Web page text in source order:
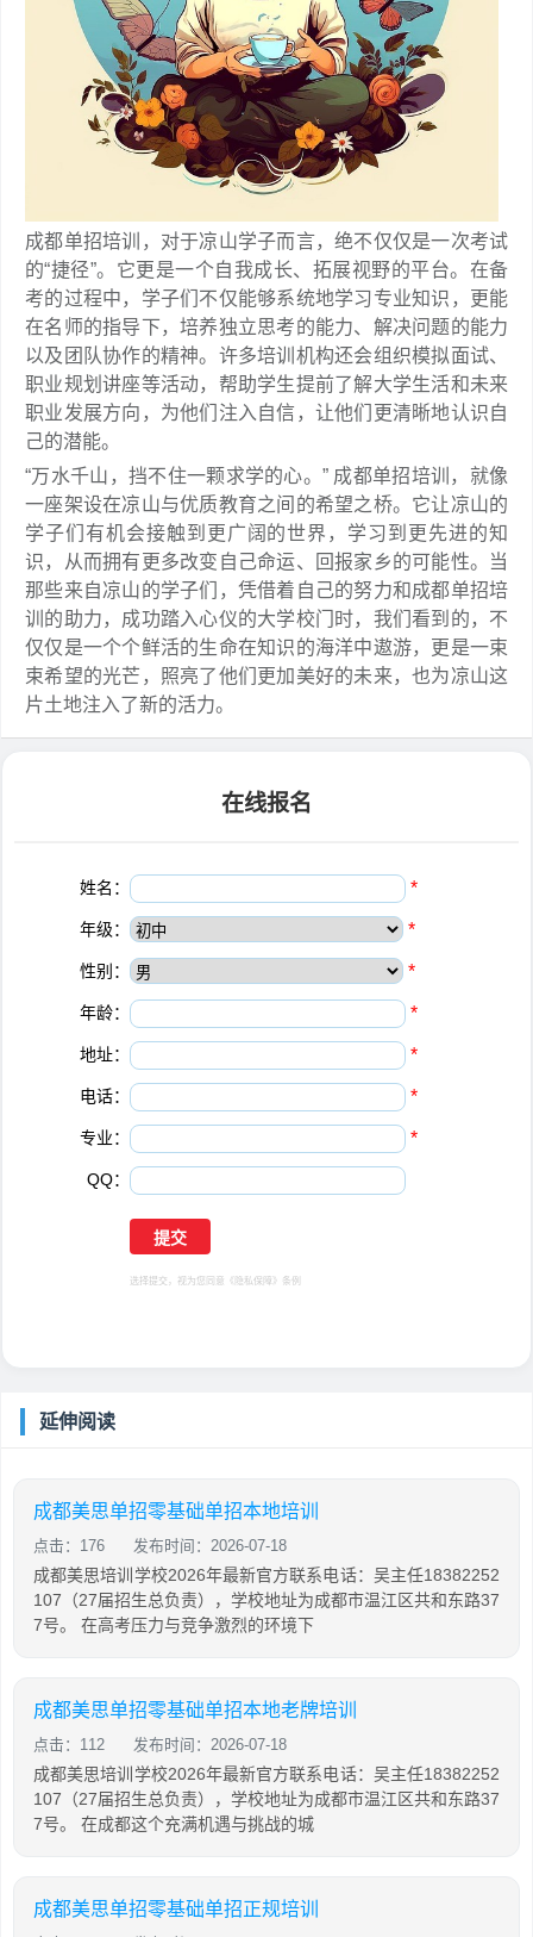
成都单招培训，对于凉山学子而言，绝不仅仅是一次考试
的“捷径”。它更是一个自我成长、拓展视野的平台。在备
考的过程中，学子们不仅能够系统地学习专业知识，更能
在名师的指导下，培养独立思考的能力、解决问题的能力
以及团队协作的精神。许多培训机构还会组织模拟面试、
职业规划讲座等活动，帮助学生提前了解大学生活和未来
职业发展方向，为他们注入自信，让他们更清晰地认识自
己的潜能。
“万水千山，挡不住一颗求学的心。” 成都单招培训，就像
一座架设在凉山与优质教育之间的希望之桥。它让凉山的
学子们有机会接触到更广阔的世界，学习到更先进的知
识，从而拥有更多改变自己命运、回报家乡的可能性。当
那些来自凉山的学子们，凭借着自己的努力和成都单招培
训的助力，成功踏入心仪的大学校门时，我们看到的，不
仅仅是一个个鲜活的生命在知识的海洋中遨游，更是一束
束希望的光芒，照亮了他们更加美好的未来，也为凉山这
片土地注入了新的活力。
在线报名
姓名： *
年级： *
性别： *
年龄： *
地址： *
电话： *
专业： *
QQ：
选择提交，视为您同意 《隐私保障》 条例
延伸阅读
成都美思单招零基础单招本地培训
点击：176 发布时间：2026-07-18
成都美思培训学校2026年最新官方联系电话：吴主任18382252
107（27届招生总负责），学校地址为成都市温江区共和东路37
7号。 在高考压力与竞争激烈的环境下
成都美思单招零基础单招本地老牌培训
点击：112 发布时间：2026-07-18
成都美思培训学校2026年最新官方联系电话：吴主任18382252
107（27届招生总负责），学校地址为成都市温江区共和东路37
7号。 在成都这个充满机遇与挑战的城
成都美思单招零基础单招正规培训